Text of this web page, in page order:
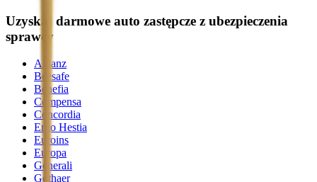
Uzyskaj darmowe auto zastępcze z ubezpieczenia
sprawcy
Allianz
Beesafe
Benefia
Compensa
Concordia
Ergo Hestia
Euroins
Europa
Generali
Gothaer